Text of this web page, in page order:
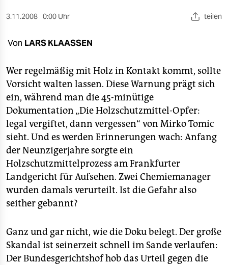
sport
wahrheit
verlag
verlag
veranstaltungen
shop
fragen & hilfe
unterstützen
genossenschaft
epaper login
3.11.2008 0:00 Uhr teilen
Von LARS KLAASSEN
Wer regelmäßig mit Holz in Kontakt kommt, sollte
Vorsicht walten lassen. Diese Warnung prägt sich
ein, während man die 45-minütige
Dokumentation „Die Holzschutzmittel-Opfer:
legal vergiftet, dann vergessen“ von Mirko Tomic
sieht. Und es werden Erinnerungen wach: Anfang
der Neunzigerjahre sorgte ein
Holzschutzmittelprozess am Frankfurter
Landgericht für Aufsehen. Zwei Chemiemanager
wurden damals verurteilt. Ist die Gefahr also
seither gebannt?
Ganz und gar nicht, wie die Doku belegt. Der große
Skandal ist seinerzeit schnell im Sande verlaufen:
Der Bundesgerichtshof hob das Urteil gegen die